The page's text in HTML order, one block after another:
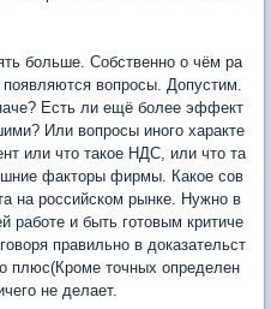
больше. Собственно о чём ра
вопросы. Допустим.
Есть ли ещё более эффект
Или вопросы иного характе
или что такое НДС, или что та
факторы фирмы. Какое сов
на российском рынке. Нужно в
работе и быть готовым критиче
правильно в доказательст
плюс(Кроме точных определен
не делает.